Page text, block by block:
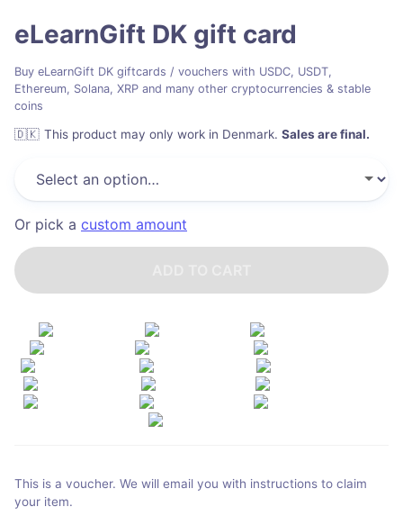
eLearnGift DK gift card
Buy eLearnGift DK giftcards / vouchers with USDC, USDT,
Ethereum, Solana, XRP and many other cryptocurrencies & stable
coins
🇩🇰 This product may only work in Denmark. Sales are final.
Or pick a custom amount
This is a voucher. We will email you with instructions to claim
your item.